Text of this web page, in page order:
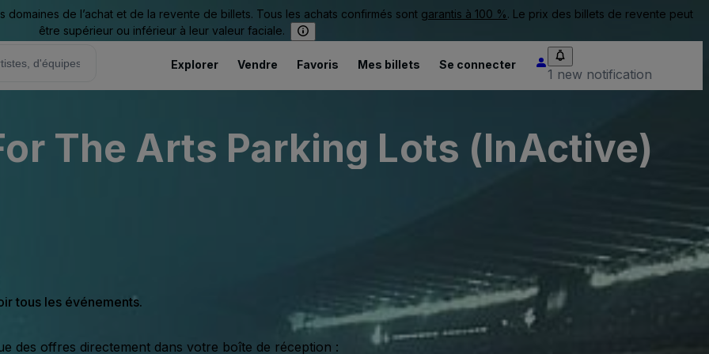
de l’achat et de la revente de billets. Tous les achats confirmés sont garantis à 100 %. Le prix des billets de revente peut
être supérieur ou inférieur à leur valeur faciale.
Explorer Vendre Favoris Mes billets Se connecter
1 new notification
The Arts Parking Lots (InActive)
tous les événements.
des offres directement dans votre boîte de réception :